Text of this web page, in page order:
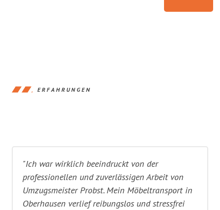
ERFAHRUNGEN
"Ich war wirklich beeindruckt von der
professionellen und zuverlässigen Arbeit von
Umzugsmeister Probst. Mein Möbeltransport in
Oberhausen verlief reibungslos und stressfrei